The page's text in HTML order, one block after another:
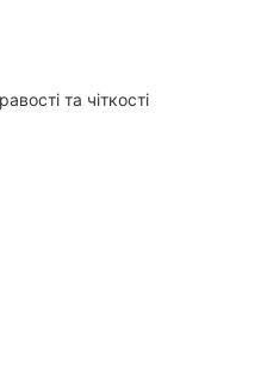
та чіткості